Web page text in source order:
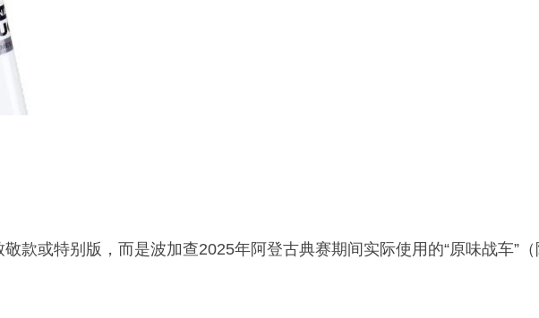
款或特别版，而是波加查2025年阿登古典赛期间实际使用的“原味战车”